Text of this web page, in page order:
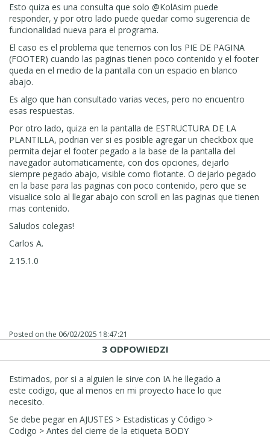
Esto quiza es una consulta que solo @KolAsim puede
responder, y por otro lado puede quedar como sugerencia de
funcionalidad nueva para el programa.
El caso es el problema que tenemos con los PIE DE PAGINA
(FOOTER) cuando las paginas tienen poco contenido y el footer
queda en el medio de la pantalla con un espacio en blanco
abajo.
Es algo que han consultado varias veces, pero no encuentro
esas respuestas.
Por otro lado, quiza en la pantalla de ESTRUCTURA DE LA
PLANTILLA, podrian ver si es posible agregar un checkbox que
permita dejar el footer pegado a la base de la pantalla del
navegador automaticamente, con dos opciones, dejarlo
siempre pegado abajo, visible como flotante. O dejarlo pegado
en la base para las paginas con poco contenido, pero que se
visualice solo al llegar abajo con scroll en las paginas que tienen
mas contenido.
Saludos colegas!
Carlos A.
2.15.1.0
Posted on the 06/02/2025 18:47:21
3 ODPOWIEDZI
Estimados, por si a alguien le sirve con IA he llegado a
este codigo, que al menos en mi proyecto hace lo que
necesito.
Se debe pegar en AJUSTES > Estadisticas y Código >
Codigo > Antes del cierre de la etiqueta BODY